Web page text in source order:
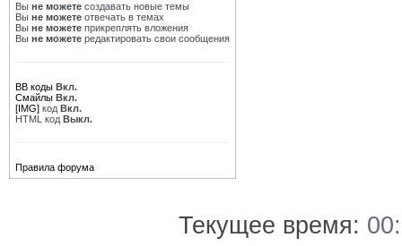
Вы не можете создавать новые темы
Вы не можете отвечать в темах
Вы не можете прикреплять вложения
Вы не можете редактировать свои сообщения
BB коды Вкл.
Смайлы Вкл.
[IMG] код Вкл.
HTML код Выкл.
Правила форума
Текущее время: